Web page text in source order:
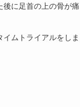
後に足首の上の骨が
ムトライアルをしま